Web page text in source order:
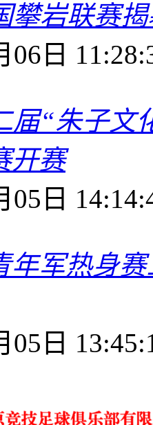
攀岩联赛
06日
届“朱子文
开赛
05日
年军热身
05日